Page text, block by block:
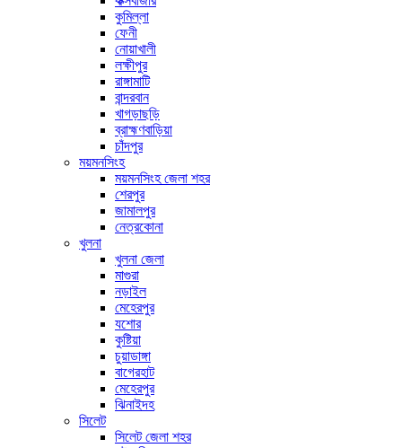
কুমিল্লা
ফেনী
নোয়াখালী
লক্ষীপুর
রাঙ্গামাটি
বান্দরবান
খাগড়াছড়ি
ব্রাহ্মণবাড়িয়া
চাঁদপুর
ময়মনসিংহ
ময়মনসিংহ জেলা শহর
শেরপুর
জামালপুর
নেত্রকোনা
খুলনা
খুলনা জেলা
মাগুরা
নড়াইল
মেহেরপুর
যশোর
কুষ্টিয়া
চুয়াডাঙ্গা
বাগেরহাট
মেহেরপুর
ঝিনাইদহ
সিলেট
সিলেট জেলা শহর